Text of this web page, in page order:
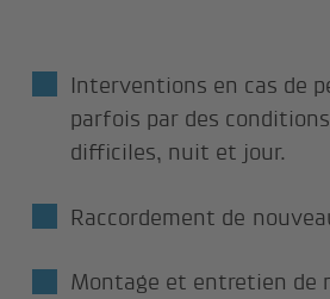
Interventions en cas de
parfois par des
difficiles, nuit et jour.
Raccordement de
Montage et entretien de